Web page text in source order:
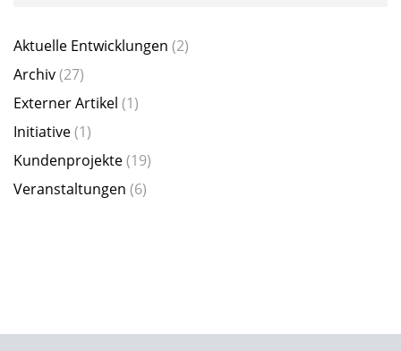
Aktuelle Entwicklungen (2)
Archiv(27)
Externer Artikel (1)
Initiative(1)
Kundenprojekte(19)
Veranstaltungen (6)